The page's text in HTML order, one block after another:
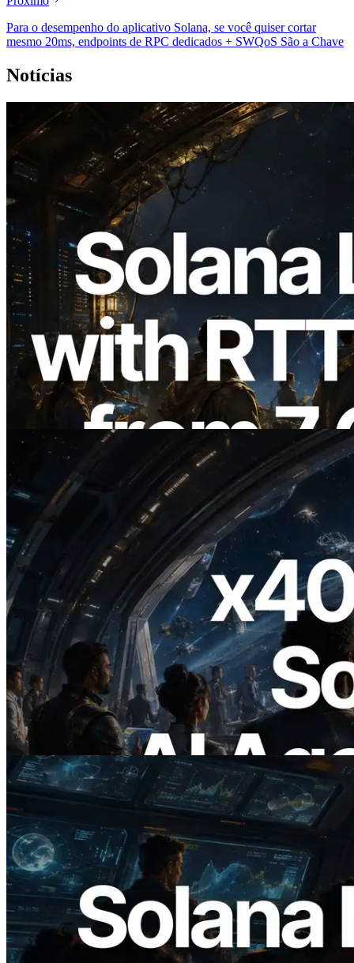
Para o desempenho do aplicativo Solana, se você quiser cortar
mesmo 20ms, endpoints de RPC dedicados + SWQoS São a Chave
Notícias
2026.08.05
ERPC expande a Solana Leader Slot API
com medição de ping a partir de 7 regiões
globais — Validators Information API
também lançada
2026.07.04
ERPC lança Solana RPC com suporte a
x402 — A era em que agentes de IA
pagam sob demanda pelas APIs de que
precisam
Ler este artigo
2026.05.24